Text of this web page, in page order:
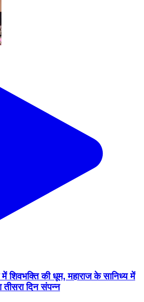
में शिवभक्ति की धूम, महाराज के सानिध्य में
तीसरा दिन संपन्न